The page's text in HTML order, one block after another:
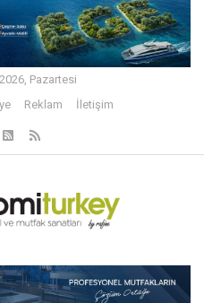
Pazartesi
Reklam İletişim